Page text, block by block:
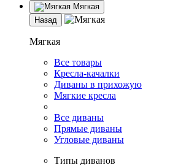
Мягкая
Назад
Мягкая
Все товары
Кресла-качалки
Диваны в прихожую
Мягкие кресла
Все диваны
Прямые диваны
Угловые диваны
Типы диванов